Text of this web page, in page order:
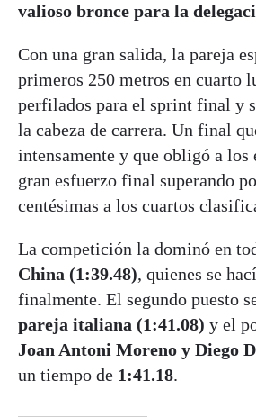
valioso bronce para la
Con una gran salida, la pareja
primeros 250 metros en cuarto
perfilados para el sprint final y
la cabeza de carrera. Un final
intensamente y que obligó a los
gran esfuerzo final superando
centésimas a los cuartos
La competición la dominó en
China (1:39.48), quienes se
finalmente. El segundo puesto
pareja italiana (1:41.08) y el
Joan Antoni Moreno y Diego
un tiempo de 1:41.18.